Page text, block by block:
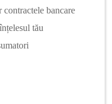
contractele bancare
tău